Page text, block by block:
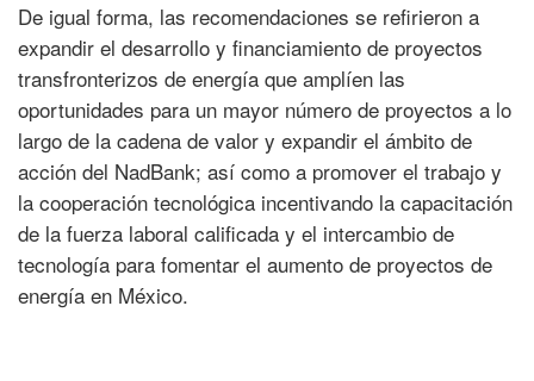
De igual forma, las recomendaciones se refirieron a
expandir el desarrollo y financiamiento de proyectos
transfronterizos de energía que amplíen las
oportunidades para un mayor número de proyectos a lo
largo de la cadena de valor y expandir el ámbito de
acción del NadBank; así como a promover el trabajo y
la cooperación tecnológica incentivando la capacitación
de la fuerza laboral calificada y el intercambio de
tecnología para fomentar el aumento de proyectos de
energía en México.